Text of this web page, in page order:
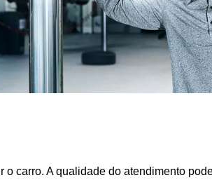
carro. A qualidade do atendimento